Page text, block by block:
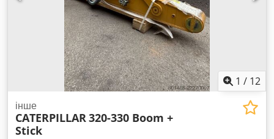
1 / 12
інше
CATERPILLAR320-330 Boom +
Stick